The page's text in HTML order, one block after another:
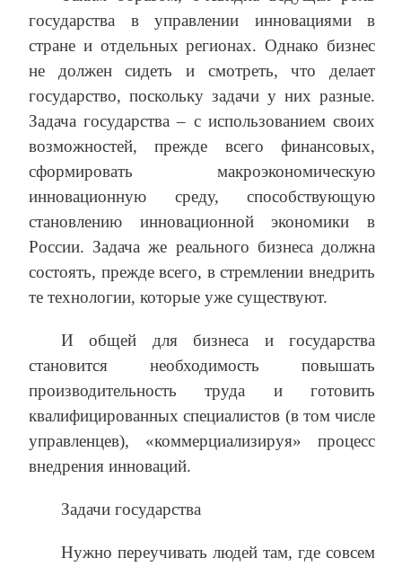
государства в управлении инновациями в
стране и отдельных регионах. Однако бизнес
не должен сидеть и смотреть, что делает
государство, поскольку задачи у них разные.
Задача государства – с использованием своих
возможностей, прежде всего финансовых,
сформировать макроэкономическую
инновационную среду, способствующую
становлению инновационной экономики в
России. Задача же реального бизнеса должна
состоять, прежде всего, в стремлении внедрить
те технологии, которые уже существуют.
И общей для бизнеса и государства
становится необходимость повышать
производительность труда и готовить
квалифицированных специалистов (в том числе
управленцев), «коммерциализируя» процесс
внедрения инноваций.
Задачи государства
Нужно переучивать людей там, где совсем